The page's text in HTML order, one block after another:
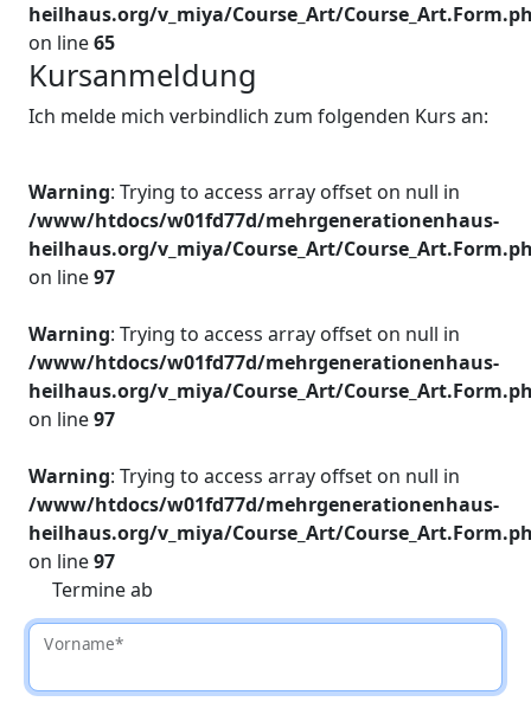
heilhaus.org/v_miya/Course_Art/
on line65
Kursanmeldung
Ich melde mich verbindlich zum folgenden Kurs an:
Warning: Trying to access array offset on null in
/www/htdocs/w01fd77d/mehrgenerationenhaus-
heilhaus.org/v_miya/Course_Art/
on line97
Warning: Trying to access array offset on null in
/www/htdocs/w01fd77d/mehrgenerationenhaus-
heilhaus.org/v_miya/Course_Art/
on line97
Warning: Trying to access array offset on null in
/www/htdocs/w01fd77d/mehrgenerationenhaus-
heilhaus.org/v_miya/Course_Art/
on line97
Termine ab
Vorname*